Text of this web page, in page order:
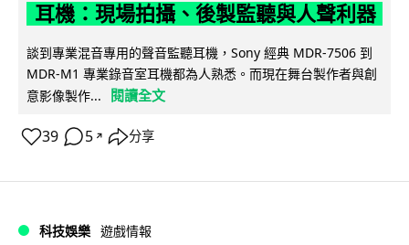
耳機：現場拍攝、後製監聽與人聲利器
談到專業混音專用的聲音監聽耳機，Sony 經典 MDR-7506 到
MDR-M1 專業錄音室耳機都為人熟悉。而現在舞台製作者與創
意影像製作...
閱讀全文
39 5 ↗ 分享
科技娛樂 遊戲情報